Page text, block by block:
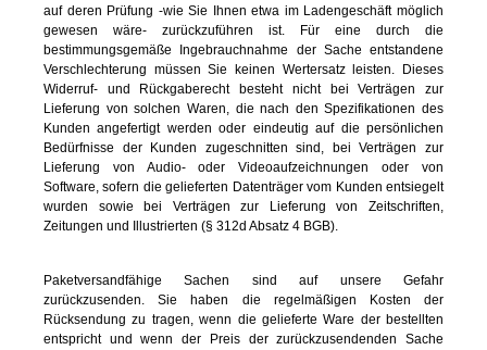
auf deren Prüfung -wie Sie Ihnen etwa im Ladengeschäft möglich
gewesen wäre- zurückzuführen ist. Für eine durch die
bestimmungsgemäße Ingebrauchnahme der Sache entstandene
Verschlechterung müssen Sie keinen Wertersatz leisten. Dieses
Widerruf- und Rückgaberecht besteht nicht bei Verträgen zur
Lieferung von solchen Waren, die nach den Spezifikationen des
Kunden angefertigt werden oder eindeutig auf die persönlichen
Bedürfnisse der Kunden zugeschnitten sind, bei Verträgen zur
Lieferung von Audio- oder Videoaufzeichnungen oder von
Software, sofern die gelieferten Datenträger vom Kunden entsiegelt
wurden sowie bei Verträgen zur Lieferung von Zeitschriften,
Zeitungen und Illustrierten (§ 312d Absatz 4 BGB).
Paketversandfähige Sachen sind auf unsere Gefahr
zurückzusenden. Sie haben die regelmäßigen Kosten der
Rücksendung zu tragen, wenn die gelieferte Ware der bestellten
entspricht und wenn der Preis der zurückzusendenden Sache